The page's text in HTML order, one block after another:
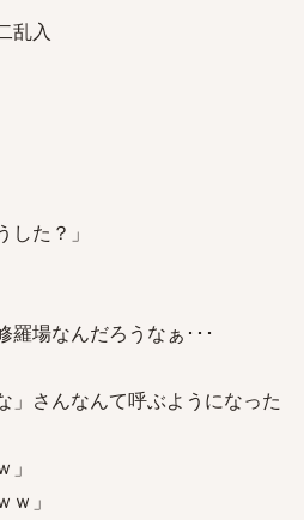
乱入
した？」
羅場なんだろうなぁ･･･
」さんなんて呼ぶようになった
ｗ」